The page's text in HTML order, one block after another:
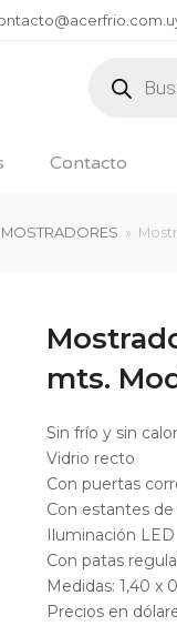
productos
Contacto
MOSTRADORES »
mts.
Sin frío y sin calor
Vidrio recto
Con puertas
Con estantes de
Iluminación LED
Con patas
Medidas: 1,40 x
Precios en